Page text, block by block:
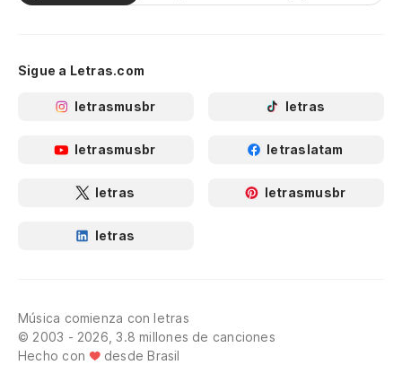
Sigue a Letras.com
letrasmusbr letras
letrasmusbr letraslatam
letras letrasmusbr
letras
Música comienza con letras
© 2003 - 2026, 3.8 millones de canciones
Hecho con
desde Brasil